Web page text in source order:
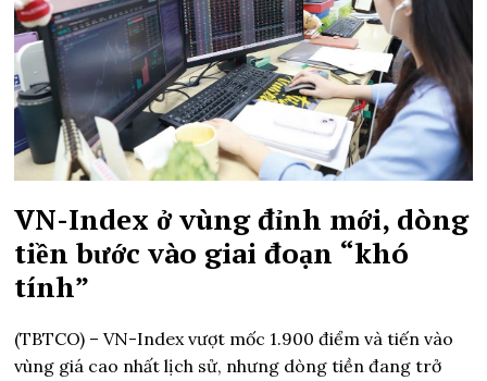
VN-Index ở vùng đỉnh mới, dòng
tiền bước vào giai đoạn “khó
tính”
(TBTCO) –VN-Index vượt mốc 1.900 điểm và tiến vào
vùng giá cao nhất lịch sử, nhưng dòng tiền đang trở